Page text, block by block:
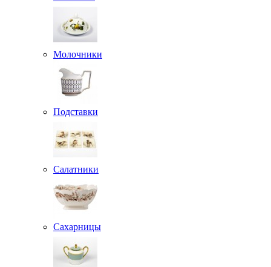
Молочники
Подставки
Салатники
Сахарницы